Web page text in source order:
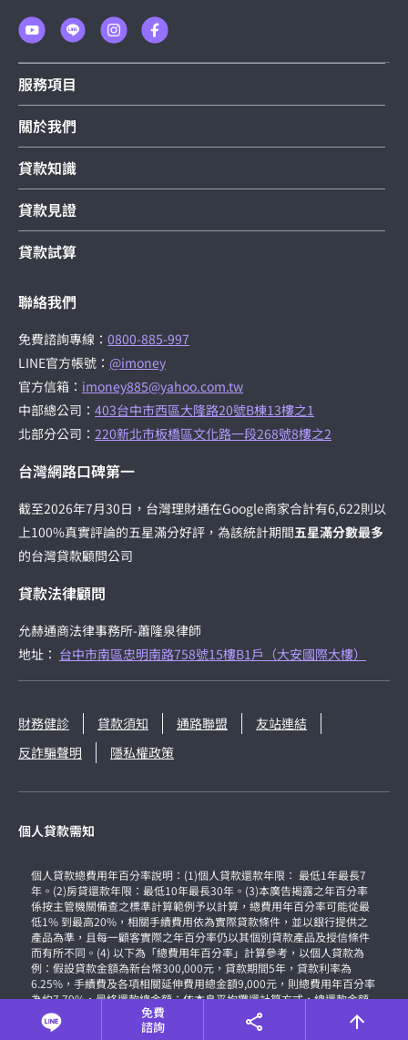
服務項目
關於我們
貸款知識
貸款見證
貸款試算
聯絡我們
免費諮詢專線： 0800-885-997
LINE官方帳號： @imoney
官方信箱： imoney885@yahoo.com.tw
中部總公司： 403台中市西區大隆路20號B棟13樓之1
北部分公司： 220新北市板橋區文化路一段268號8樓之2
台灣網路口碑第一
截至2026年7月30日，台灣理財通在Google商家合計有6,622則以
上100%真實評論的五星滿分好評，為該統計期間五星滿分數最多
的台灣貸款顧問公司
貸款法律顧問
允赫通商法律事務所-蕭隆泉律師
地址： 台中市南區忠明南路758號15樓B1戶（大安國際大樓）
財務健診 貸款須知 通路聯盟
友站連結
反詐騙聲明
隱私權政策
個人貸款需知
個人貸款總費用年百分率說明：(1)個人貸款還款年限： 最低1年最長7
年。(2)房貸還款年限：最低10年最長30年。(3)本廣告揭露之年百分率
係按主管機關備查之標準計算範例予以計算，總費用年百分率可能從最
低1% 到最高20%，相關手續費用依為實際貸款條件，並以銀行提供之
產品為準，且每一顧客實際之年百分率仍以其個別貸款產品及授信條件
而有所不同。(4) 以下為「總費用年百分率」計算參考，以個人貸款為
例：假設貸款金額為新台幣300,000元，貸款期間5年，貸款利率為
6.25%，手續費及各項相關延伸費用總金額9,000元，則總費用年百分率
為約7.79%，最終還款總金額：依本息平均攤還計算方式，總還款金額
約為359,087元(含本金、利息及相關費用)。(5)銀行保留核貸額度、適用
利率、年限期數與核貸與否之權利，詳細約定應以銀行貸款申請書及約
免費
諮詢